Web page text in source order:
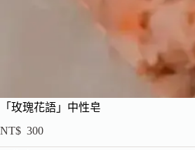
「玫瑰花語」中性皂
NT$ 300